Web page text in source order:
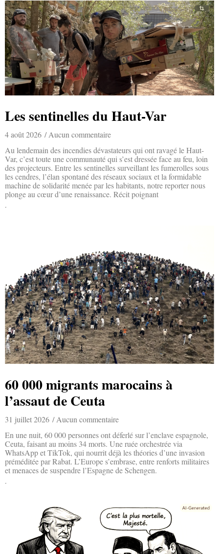
Les sentinelles du Haut-Var
4 août 2026
Aucun commentaire
Au lendemain des incendies dévastateurs qui ont ravagé le Haut-
Var, c’est toute une communauté qui s’est dressée face au feu, loin
des projecteurs. Entre les sentinelles surveillant les fumerolles sous
les cendres, l’élan spontané des réseaux sociaux et la formidable
machine de solidarité menée par les habitants, notre reporter nous
plonge au cœur d’une renaissance. Récit poignant
60 000 migrants marocains à
l’assaut de Ceuta
31 juillet 2026
Aucun commentaire
En une nuit, 60 000 personnes ont déferlé sur l’enclave espagnole,
Ceuta, faisant au moins 34 morts. Une ruée orchestrée via
WhatsApp et TikTok, qui nourrit déjà les théories d’une invasion
préméditée par Rabat. L’Europe s’embrase, entre renforts militaires
et menaces de suspendre l’Espagne de Schengen.